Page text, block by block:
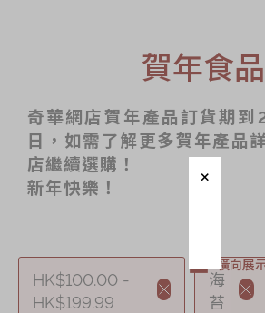
節日時令食品
茗茶系列
奇華迪士尼禮盒
奇華LINE
FRIENDS禮盒
EN 简体
賀年食品
奇華網店賀年產品訂貨期
日，如需了解更多賀年產品
店繼續選購！
新年快樂！
HK$100.00 -
HK$199.99
海
苔
橫向展